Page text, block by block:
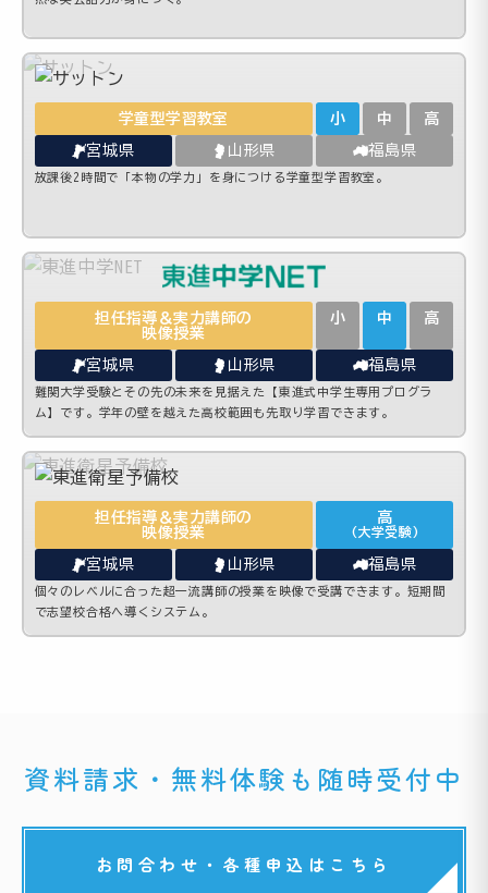
学童型学習教室 小 中 高
宮城県 山形県 福島県
放課後2時間で「本物の学力」を身につける学童型学習教室。
担任指導＆実力講師の
映像授業
小 中 高
宮城県 山形県 福島県
難関大学受験とその先の未来を見据えた【東進式中学生専用プログラ
ム】です。学年の壁を越えた高校範囲も先取り学習できます。
担任指導＆実力講師の
映像授業
高
(大学受験)
宮城県 山形県 福島県
個々のレベルに合った超一流講師の授業を映像で受講できます。短期間
で志望校合格へ導くシステム。
資料請求・無料体験も随時受付中
お問合わせ・各種申込はこちら